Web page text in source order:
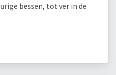
bessen, tot ver in de